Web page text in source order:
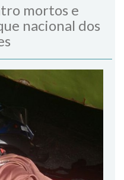
mortos e
nacional dos